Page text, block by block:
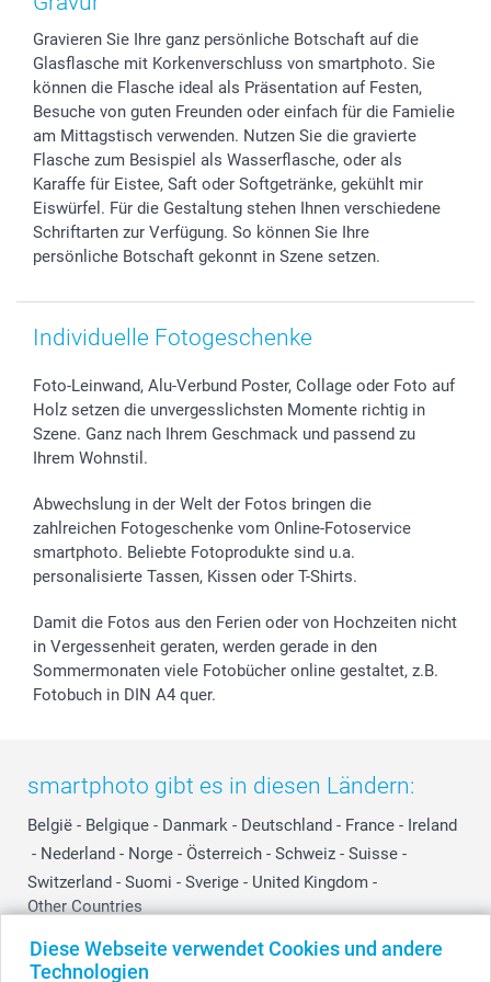
Diese Webseite verwendet Cookies und andere
Technologien
Geschenk-Gutscheine (PDF)
Partnerprogramme
Investor Relations
B2B smartbusiness
Widerrufsrecht
Hochzeit
Geburtstag
Geburt
Zu allen Anlässen
Zahlungsmöglichkeiten
Anmelden /Registrieren
Sitemap
Status der Bestellung
smartfriends
smartgarantie
smartbonus
Gravieren Sie Ihre ganz persönliche Botschaft auf die
Glasflasche mit Korkenverschluss von smartphoto. Sie
können die Flasche ideal als Präsentation auf Festen,
Besuche von guten Freunden oder einfach für die Famielie
am Mittagstisch verwenden. Nutzen Sie die gravierte
Flasche zum Besispiel als Wasserflasche, oder als
Karaffe für Eistee, Saft oder Softgetränke, gekühlt mir
Eiswürfel. Für die Gestaltung stehen Ihnen verschiedene
Schriftarten zur Verfügung. So können Sie Ihre
persönliche Botschaft gekonnt in Szene setzen.
Individuelle Fotogeschenke
Foto-Leinwand, Alu-Verbund Poster, Collage oder Foto auf
Holz setzen die unvergesslichsten Momente richtig in
Szene. Ganz nach Ihrem Geschmack und passend zu
Ihrem Wohnstil.
Abwechslung in der Welt der Fotos bringen die
zahlreichen Fotogeschenke vom Online-Fotoservice
smartphoto. Beliebte Fotoprodukte sind u.a.
personalisierte Tassen, Kissen oder T-Shirts.
Damit die Fotos aus den Ferien oder von Hochzeiten nicht
in Vergessenheit geraten, werden gerade in den
Sommermonaten viele Fotobücher online gestaltet, z.B.
Fotobuch in DIN A4 quer.
smartphoto gibt es in diesen Ländern:
België - Belgique - Danmark - Deutschland - France - Ireland
- Nederland - Norge - Österreich - Schweiz - Suisse -
Switzerland - Suomi - Sverige - United Kingdom -
Other Countries